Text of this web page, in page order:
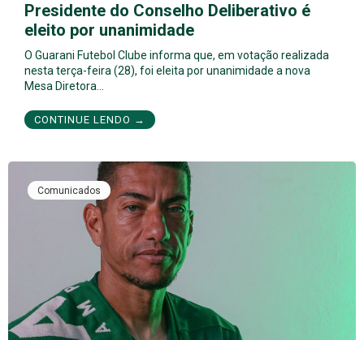
Presidente do Conselho Deliberativo é
eleito por unanimidade
O Guarani Futebol Clube informa que, em votação realizada
nesta terça-feira (28), foi eleita por unanimidade a nova
Mesa Diretora…
CONTINUE LENDO →
Comunicados